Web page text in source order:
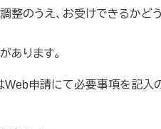
整のうえ、お受けできるかど
あります。
Web申請にて必要事項を記入の